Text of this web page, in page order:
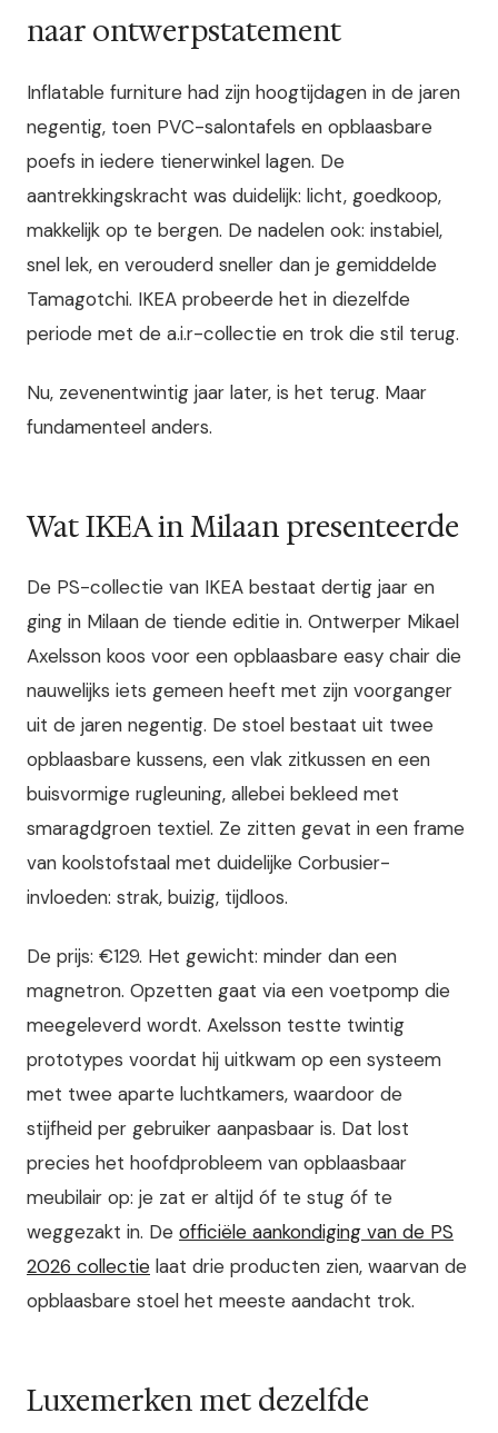
naar ontwerpstatement
Inflatable furniture had zijn hoogtijdagen in de jaren
negentig, toen PVC-salontafels en opblaasbare
poefs in iedere tienerwinkel lagen. De
aantrekkingskracht was duidelijk: licht, goedkoop,
makkelijk op te bergen. De nadelen ook: instabiel,
snel lek, en verouderd sneller dan je gemiddelde
Tamagotchi. IKEA probeerde het in diezelfde
periode met de a.i.r-collectie en trok die stil terug.
Nu, zevenentwintig jaar later, is het terug. Maar
fundamenteel anders.
Wat IKEA in Milaan presenteerde
De PS-collectie van IKEA bestaat dertig jaar en
ging in Milaan de tiende editie in. Ontwerper Mikael
Axelsson koos voor een opblaasbare easy chair die
nauwelijks iets gemeen heeft met zijn voorganger
uit de jaren negentig. De stoel bestaat uit twee
opblaasbare kussens, een vlak zitkussen en een
buisvormige rugleuning, allebei bekleed met
smaragdgroen textiel. Ze zitten gevat in een frame
van koolstofstaal met duidelijke Corbusier-
invloeden: strak, buizig, tijdloos.
De prijs: €129. Het gewicht: minder dan een
magnetron. Opzetten gaat via een voetpomp die
meegeleverd wordt. Axelsson testte twintig
prototypes voordat hij uitkwam op een systeem
met twee aparte luchtkamers, waardoor de
stijfheid per gebruiker aanpasbaar is. Dat lost
precies het hoofdprobleem van opblaasbaar
meubilair op: je zat er altijd óf te stug óf te
weggezakt in. De officiële aankondiging van de PS
2026 collectie laat drie producten zien, waarvan de
opblaasbare stoel het meeste aandacht trok.
Luxemerken met dezelfde